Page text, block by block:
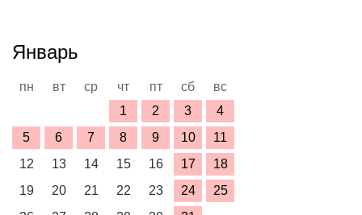
Январь
пн вт ср чт пт сб
вс
1
2 3
4
5
6 7 8 9 10
11
12
13 14 15 16 17
18
19
20 21 22 23 24
25